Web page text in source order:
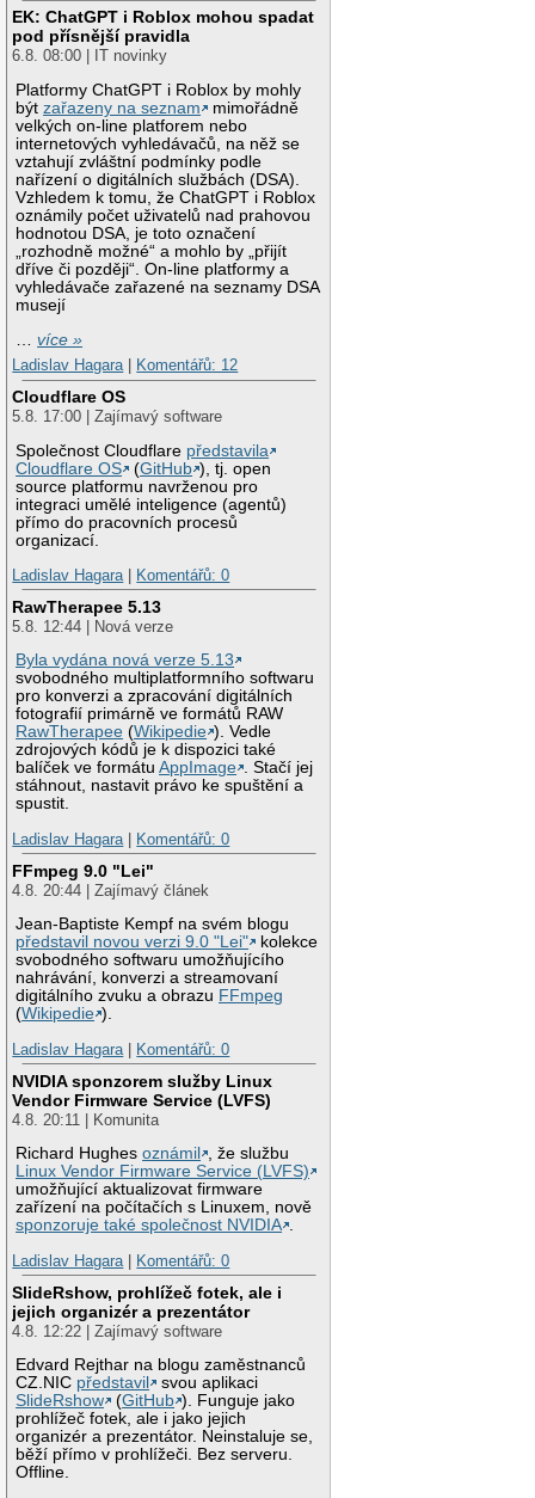
EK: ChatGPT i Roblox mohou spadat
pod přísnější pravidla
6.8. 08:00 | IT novinky
Platformy ChatGPT i Roblox by mohly
býtzařazeny na seznam
mimořádně
velkých on-line platforem nebo
internetových vyhledávačů, na něž se
vztahují zvláštní podmínky podle
nařízení o digitálních službách (DSA).
Vzhledem k tomu, že ChatGPT i Roblox
oznámily počet uživatelů nad prahovou
hodnotou DSA, je toto označení
„rozhodně možné“ a mohlo by „přijít
dříve či později“. On-line platformy a
vyhledávače zařazené na seznamy DSA
musejí
…více »
Ladislav Hagara| Komentářů: 12
Cloudflare OS
5.8. 17:00 | Zajímavý software
Společnost Cloudflare představila
Cloudflare OS
(GitHub ), tj. open
source platformu navrženou pro
integraci umělé inteligence (agentů)
přímo do pracovních procesů
organizací.
Ladislav Hagara| Komentářů: 0
RawTherapee 5.13
5.8. 12:44 | Nová verze
Byla vydána nová verze 5.13
svobodného multiplatformního softwaru
pro konverzi a zpracování digitálních
fotografií primárně ve formátů RAW
RawTherapee (Wikipedie ). Vedle
zdrojových kódů je k dispozici také
balíček ve formátuAppImage . Stačí jej
stáhnout, nastavit právo ke spuštění a
spustit.
Ladislav Hagara| Komentářů: 0
FFmpeg 9.0 "Lei"
4.8. 20:44 | Zajímavý článek
Jean-Baptiste Kempf na svém blogu
představil novou verzi 9.0 "Lei"
kolekce
svobodného softwaru umožňujícího
nahrávání, konverzi a streamovaní
digitálního zvuku a obrazu FFmpeg
(Wikipedie ).
Ladislav Hagara| Komentářů: 0
NVIDIA sponzorem služby Linux
Vendor Firmware Service (LVFS)
4.8. 20:11 | Komunita
Richard Hughesoznámil
, že službu
Linux Vendor Firmware Service (LVFS)
umožňující aktualizovat firmware
zařízení na počítačích s Linuxem, nově
sponzoruje také společnost NVIDIA .
Ladislav Hagara| Komentářů: 0
SlideRshow, prohlížeč fotek, ale i
jejich organizér a prezentátor
4.8. 12:22 | Zajímavý software
Edvard Rejthar na blogu zaměstnanců
CZ.NIC představil
svou aplikaci
SlideRshow
(GitHub ). Funguje jako
prohlížeč fotek, ale i jako jejich
organizér a prezentátor. Neinstaluje se,
běží přímo v prohlížeči. Bez serveru.
Offline.